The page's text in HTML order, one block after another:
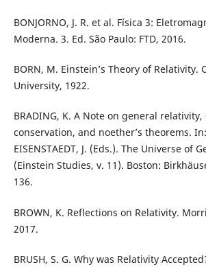
BONJORNO, J. R. et al. Física 3:
Moderna. 3. Ed. São Paulo: FTD, 2016.
BORN, M. Einstein’s Theory of Relativity.
University, 1922.
BRADING, K. A Note on general
conservation, and noether’s theorems. In:
EISENSTAEDT, J. (Eds.). The Universe of
(Einstein Studies, v. 11). Boston:
136.
BROWN, K. Reflections on Relativity.
2017.
BRUSH, S. G. Why was Relativity